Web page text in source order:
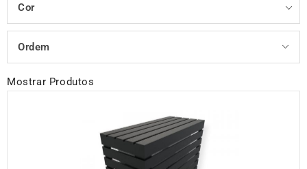
Cor
Ordem
Mostrar Produtos